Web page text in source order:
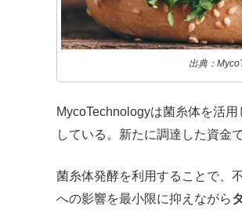
出典：
MycoTechnologyは菌糸体を活
している。新たに調達した資金
菌糸体発酵を利用することで、
への影響を最小限に抑えながら